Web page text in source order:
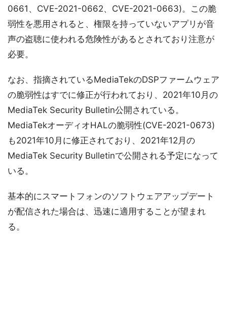
0661、CVE-2021-0662、CVE-2021-0663)。この脆
弱性を悪用されると、権限を持っていないアプリが音
声の盗聴に使われる危険性があるとされており注意が
必要。
なお、指摘されているMediaTekのDSPファームウェア
の脆弱性はすでに修正が行われており、2021年10月の
MediaTek Security Bulletin公開されている。
MediaTekオーディオHALの脆弱性(CVE-2021-0673)
も2021年10月に修正されており、2021年12月の
MediaTek Security Bulletinで公開される予定になって
いる。
基本的にスマートフォンのソフトウェアアップデート
が配信された場合は、迅速に適用することが望まれ
る。